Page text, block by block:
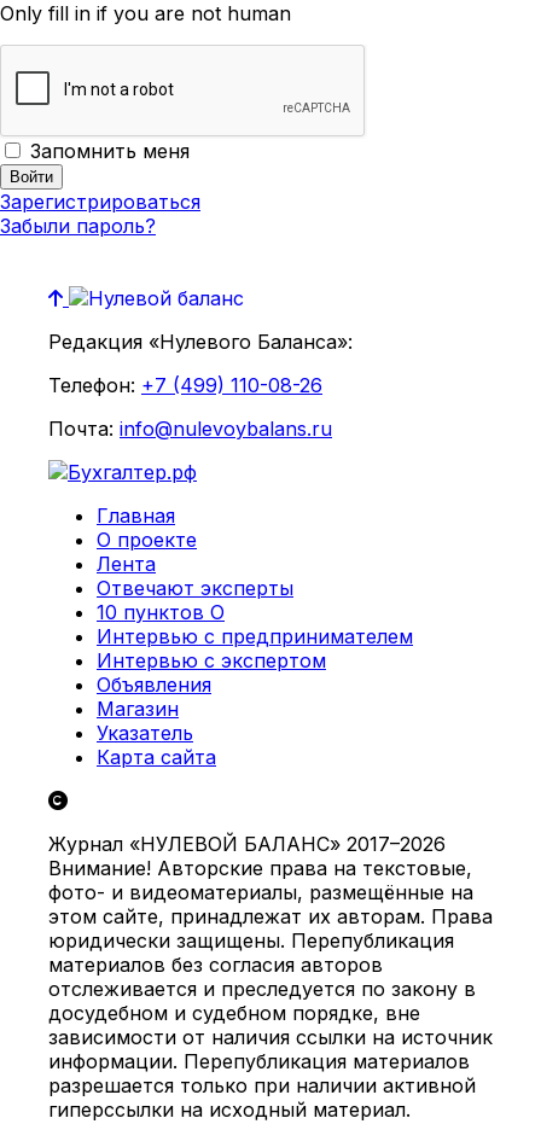
Only fill in if you are not human
Запомнить меня
Зарегистрироваться
Забыли пароль?
Редакция «Нулевого Баланса»:
Телефон: +7 (499) 110-08-26
Почта: info@nulevoybalans.ru
Главная
О проекте
Лента
Отвечают эксперты
10 пунктов О
Интервью с предпринимателем
Интервью с экспертом
Объявления
Магазин
Указатель
Карта сайта
Журнал «НУЛЕВОЙ БАЛАНС» 2017–2026
Внимание! Авторские права на текстовые,
фото- и видеоматериалы, размещённые на
этом сайте, принадлежат их авторам. Права
юридически защищены. Перепубликация
материалов без согласия авторов
отслеживается и преследуется по закону в
досудебном и судебном порядке, вне
зависимости от наличия ссылки на источник
информации. Перепубликация материалов
разрешается только при наличии активной
гиперссылки на исходный материал.